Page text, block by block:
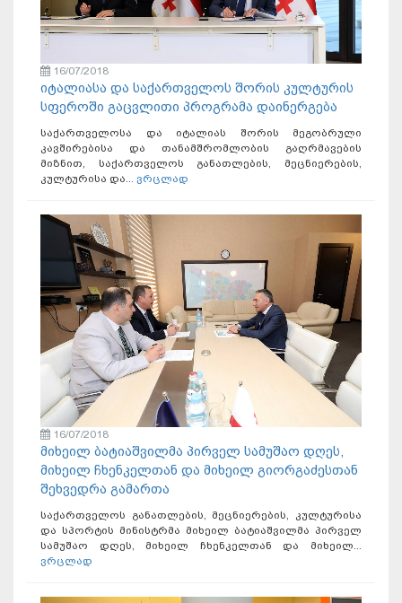
16/07/2018
იტალიასა და საქართველოს შორის კულტურის
სფეროში გაცვლითი პროგრამა დაინერგება
საქართველოსა და იტალიას შორის მეგობრული
კავშირებისა და თანამშრომლობის გაღრმავების
მიზნით, საქართველოს განათლების, მეცნიერების,
კულტურისა და... ვრცლად
16/07/2018
მიხეილ ბატიაშვილმა პირველ სამუშაო დღეს,
მიხეილ ჩხენკელთან და მიხეილ გიორგაძესთან
შეხვედრა გამართა
საქართველოს განათლების, მეცნიერების, კულტურისა
და სპორტის მინისტრმა მიხეილ ბატიაშვილმა პირველ
სამუშაო დღეს, მიხეილ ჩხენკელთან და მიხეილ...
ვრცლად